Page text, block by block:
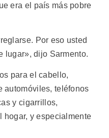
era el país más pobre
Por eso usted
lugar», dijo Sarmento.
para el cabello,
automóviles, teléfonos
y cigarrillos,
hogar, y especialmente